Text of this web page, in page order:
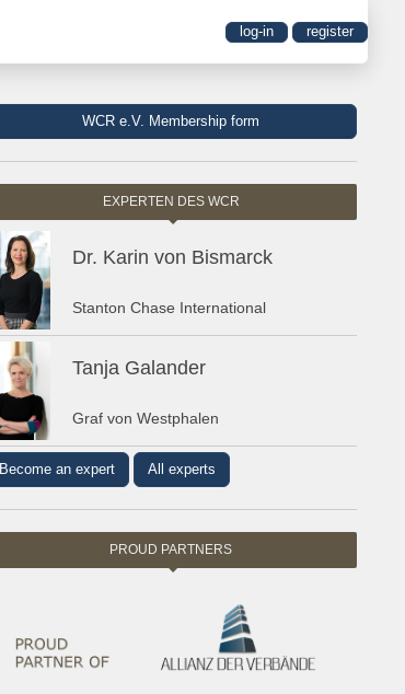
log-in register
WCR e.V. Membership form
EXPERTEN DES WCR
Dr. Karin von Bismarck
Stanton Chase International
Tanja Galander
Graf von Westphalen
Become an expert All experts
PROUD PARTNERS